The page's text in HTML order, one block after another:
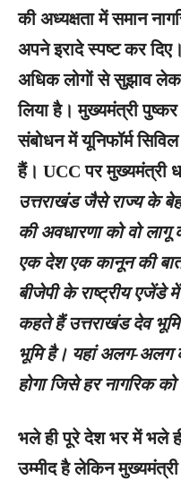
की अध्यक्षता में समान
अपने इरादे स्पष्ट कर
अधिक लोगों से सुझाव
लिया है। मुख्यमंत्री
संबोधन में यूनिफॉर्म
हैं। UCC पर मुख्यमंत्री
उत्तराखंड जैसे राज्य के
की अवधारणा को वो लागू
एक देश एक कानून की
बीजेपी के राष्ट्रीय एजेंडे
कहते हैं उत्तराखंड देव भूमि
भूमि है। यहां अलग-अलग
होगा जिसे हर नागरिक को
भले ही पूरे देश भर में भले
उम्मीद है लेकिन